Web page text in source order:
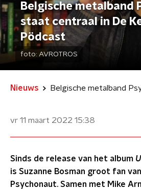
Belgische metalband
staat centraal in De
Pödcast
foto: AVROTROS
Nieuws
vr 11 maart 2022 15:38
Sinds de release van het album
is Suzanne Bosman groot fan
Psychonaut. Samen met Mike